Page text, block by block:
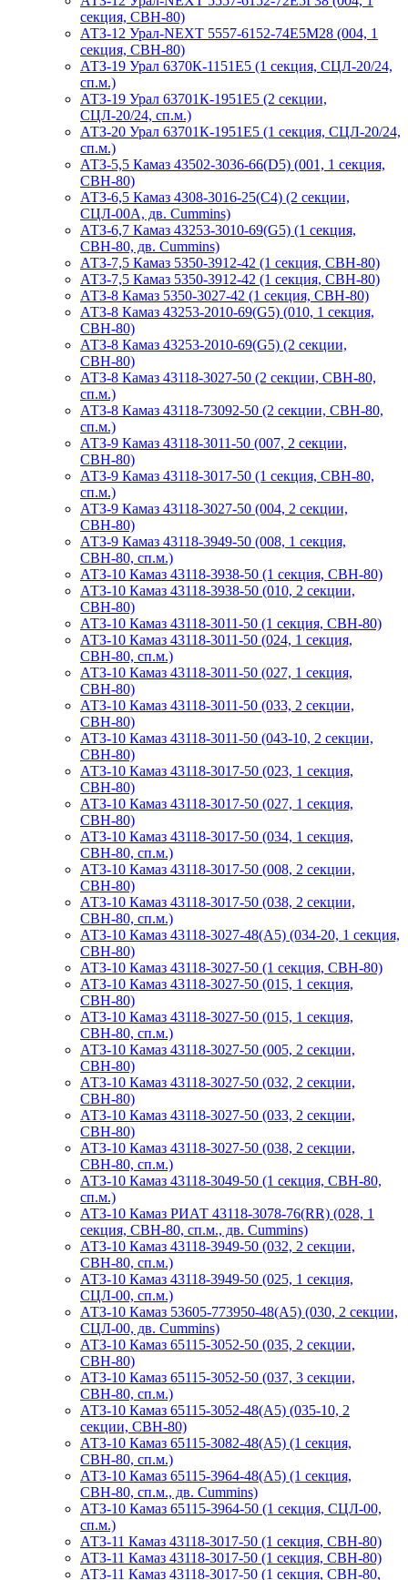
секция, СВН-80)
АТЗ-12 Урал-NEXT 5557-6152-74Е5М28 (004, 1
секция, СВН-80)
АТЗ-19 Урал 6370К-1151Е5 (1 секция, СЦЛ-20/24,
сп.м.)
АТЗ-19 Урал 63701К-1951Е5 (2 секции,
СЦЛ-20/24, сп.м.)
АТЗ-20 Урал 63701К-1951Е5 (1 секция, СЦЛ-20/24,
сп.м.)
АТЗ-5,5 Камаз 43502-3036-66(D5) (001, 1 секция,
СВН-80)
АТЗ-6,5 Камаз 4308-3016-25(С4) (2 секции,
СЦЛ-00А, дв. Cummins)
АТЗ-6,7 Камаз 43253-3010-69(G5) (1 секция,
СВН-80, дв. Cummins)
АТЗ-7,5 Камаз 5350-3912-42 (1 секция, СВН-80)
АТЗ-7,5 Камаз 5350-3912-42 (1 секция, СВН-80)
АТЗ-8 Камаз 5350-3027-42 (1 секция, СВН-80)
АТЗ-8 Камаз 43253-2010-69(G5) (010, 1 секция,
СВН-80)
АТЗ-8 Камаз 43253-2010-69(G5) (2 секции,
СВН-80)
АТЗ-8 Камаз 43118-3027-50 (2 секции, СВН-80,
сп.м.)
АТЗ-8 Камаз 43118-73092-50 (2 секции, СВН-80,
сп.м.)
АТЗ-9 Камаз 43118-3011-50 (007, 2 секции,
СВН-80)
АТЗ-9 Камаз 43118-3017-50 (1 секция, СВН-80,
сп.м.)
АТЗ-9 Камаз 43118-3027-50 (004, 2 секции,
СВН-80)
АТЗ-9 Камаз 43118-3949-50 (008, 1 секция,
СВН-80, сп.м.)
АТЗ-10 Камаз 43118-3938-50 (1 секция, СВН-80)
АТЗ-10 Камаз 43118-3938-50 (010, 2 секции,
СВН-80)
АТЗ-10 Камаз 43118-3011-50 (1 секция, СВН-80)
АТЗ-10 Камаз 43118-3011-50 (024, 1 секция,
СВН-80, сп.м.)
АТЗ-10 Камаз 43118-3011-50 (027, 1 секция,
СВН-80)
АТЗ-10 Камаз 43118-3011-50 (033, 2 секции,
СВН-80)
АТЗ-10 Камаз 43118-3011-50 (043-10, 2 секции,
СВН-80)
АТЗ-10 Камаз 43118-3017-50 (023, 1 секция,
СВН-80)
АТЗ-10 Камаз 43118-3017-50 (027, 1 секция,
СВН-80)
АТЗ-10 Камаз 43118-3017-50 (034, 1 секция,
СВН-80, сп.м.)
АТЗ-10 Камаз 43118-3017-50 (008, 2 секции,
СВН-80)
АТЗ-10 Камаз 43118-3017-50 (038, 2 секции,
СВН-80, сп.м.)
АТЗ-10 Камаз 43118-3027-48(A5) (034-20, 1 секция,
СВН-80)
АТЗ-10 Камаз 43118-3027-50 (1 секция, СВН-80)
АТЗ-10 Камаз 43118-3027-50 (015, 1 секция,
СВН-80)
АТЗ-10 Камаз 43118-3027-50 (015, 1 секция,
СВН-80, сп.м.)
АТЗ-10 Камаз 43118-3027-50 (005, 2 секции,
СВН-80)
АТЗ-10 Камаз 43118-3027-50 (032, 2 секции,
СВН-80)
АТЗ-10 Камаз 43118-3027-50 (033, 2 секции,
СВН-80)
АТЗ-10 Камаз 43118-3027-50 (038, 2 секции,
СВН-80, сп.м.)
АТЗ-10 Камаз 43118-3049-50 (1 секция, СВН-80,
сп.м.)
АТЗ-10 Камаз РИАТ 43118-3078-76(RR) (028, 1
секция, СВН-80, сп.м., дв. Cummins)
АТЗ-10 Камаз 43118-3949-50 (032, 2 секции,
СВН-80, сп.м.)
АТЗ-10 Камаз 43118-3949-50 (025, 1 секция,
СЦЛ-00, сп.м.)
АТЗ-10 Камаз 53605-773950-48(А5) (030, 2 секции,
СЦЛ-00, дв. Cummins)
АТЗ-10 Камаз 65115-3052-50 (035, 2 секции,
СВН-80)
АТЗ-10 Камаз 65115-3052-50 (037, 3 секции,
СВН-80, сп.м.)
АТЗ-10 Камаз 65115-3052-48(А5) (035-10, 2
секции, СВН-80)
АТЗ-10 Камаз 65115-3082-48(A5) (1 секция,
СВН-80, сп.м.)
АТЗ-10 Камаз 65115-3964-48(A5) (1 секция,
СВН-80, сп.м., дв. Cummins)
АТЗ-10 Камаз 65115-3964-50 (1 секция, СЦЛ-00,
сп.м.)
АТЗ-11 Камаз 43118-3017-50 (1 секция, СВН-80)
АТЗ-11 Камаз 43118-3017-50 (1 секция, СВН-80)
АТЗ-11 Камаз 43118-3017-50 (1 секция, СВН-80,